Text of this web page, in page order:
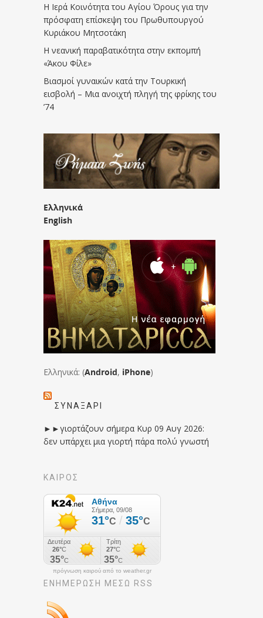
Η Ιερά Κοινότητα του Αγίου Όρους για την
πρόσφατη επίσκεψη του Πρωθυπουργού
Κυριάκου Μητσοτάκη
Η νεανική παραβατικότητα στην εκπομπή
«Άκου Φίλε»
Βιασμοί γυναικών κατά την Τουρκική
εισβολή – Μια ανοιχτή πληγή της φρίκης του
’74
Ελληνικά
English
Ελληνικά: (Android, iPhone)
ΣΥΝΑΞΆΡΙ
►►γιορτάζουν σήμερα Κυρ 09 Αυγ 2026:
δεν υπάρχει μια γιορτή πάρα πολύ γνωστή
ΚΑΙΡΟΣ
πρόγνωση καιρού από το weather.gr
ΕΝΗΜΈΡΩΣΉ ΜΕΣΩ RSS